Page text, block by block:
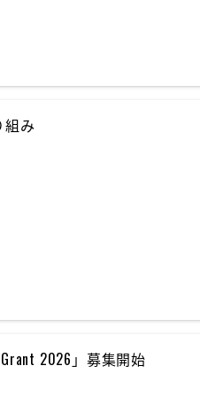
組み
2026」募集開始